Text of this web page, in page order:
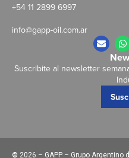
+54 11 2899 6997
info@gapp-oil.com.ar
Suscribite al newsletter
© 2026 – GAPP – Grupo